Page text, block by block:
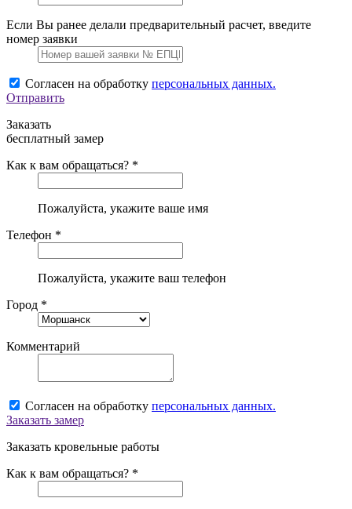
Если Вы ранее делали предварительный расчет, введите
номер заявки
Согласен на обработку персональных данных.
Отправить
Заказать
бесплатный замер
Как к вам обращаться? *
Пожалуйста, укажите ваше имя
Телефон *
Пожалуйста, укажите ваш телефон
Город *
Комментарий
Согласен на обработку персональных данных.
Заказать замер
Заказать кровельные работы
Как к вам обращаться? *